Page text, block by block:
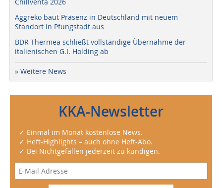
Chillventa 2026
Aggreko baut Präsenz in Deutschland mit neuem
Standort in Pfungstadt aus
BDR Thermea schließt vollständige Übernahme der
italienischen G.I. Holding ab
» Weitere News
KKA-Newsletter
✓ Einmal im Monat kostenlose News.
✓ Heft-Highlights – auch ohne Heft-Abo.
✓ Bei Nichtgefallen jederzeit zu kündigen.